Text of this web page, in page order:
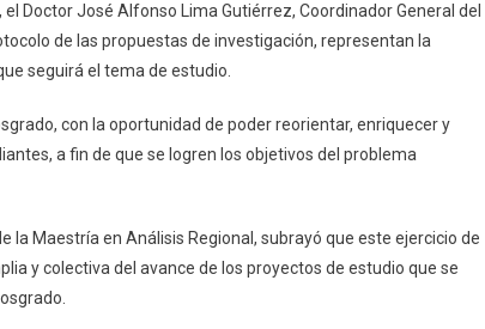
Doctor José Alfonso Lima Gutiérrez, Coordinador General del
de las propuestas de investigación, representan la
seguirá el tema de estudio.
con la oportunidad de poder reorientar, enriquecer y
a fin de que se logren los objetivos del problema
la Maestría en Análisis Regional, subrayó que este ejercicio de
y colectiva del avance de los proyectos de estudio que se